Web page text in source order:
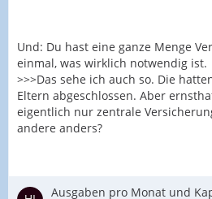
Und: Du hast eine ganze Menge
einmal, was wirklich notwendig ist.
>>>Das sehe ich auch so. Die
Eltern abgeschlossen. Aber
eigentlich nur zentrale
andere anders?
Ausgaben pro Monat und